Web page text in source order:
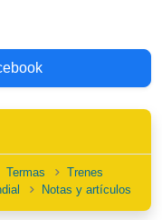
Termas
Trenes
Notas y artículos